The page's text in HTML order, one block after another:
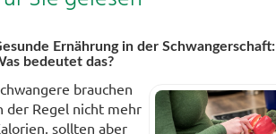
Ernährung in der Schwangerschaft:
bedeutet das?
brauchen
der Regel nicht mehr
sollten aber